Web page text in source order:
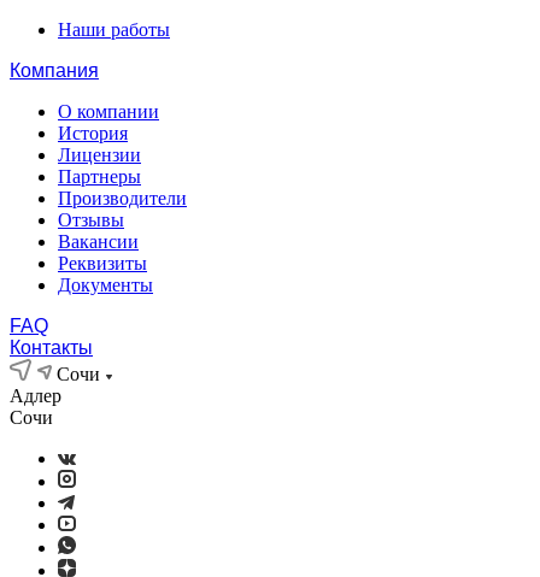
Наши работы
Компания
О компании
История
Лицензии
Партнеры
Производители
Отзывы
Вакансии
Реквизиты
Документы
FAQ
Контакты
Сочи
Адлер
Сочи